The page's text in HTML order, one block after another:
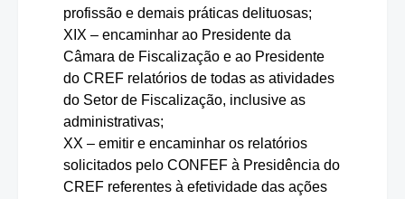
profissão e demais práticas delituosas;
XIX – encaminhar ao Presidente da
Câmara de Fiscalização e ao Presidente
do CREF relatórios de todas as atividades
do Setor de Fiscalização, inclusive as
administrativas;
XX – emitir e encaminhar os relatórios
solicitados pelo CONFEF à Presidência do
CREF referentes à efetividade das ações